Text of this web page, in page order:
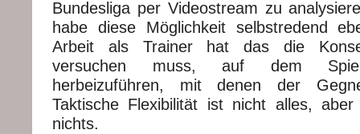
Bundesliga per Videostream zu
habe diese Möglichkeit selbstredend
Arbeit als Trainer hat das die
versuchen muss, auf dem
herbeizuführen, mit denen der
Taktische Flexibilität ist nicht alles,
nichts.